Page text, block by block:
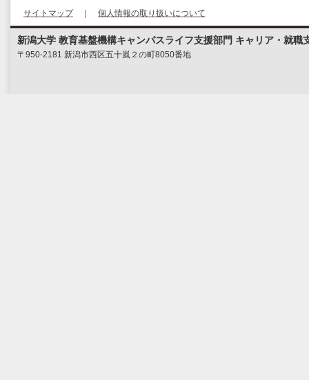
サイトマップ｜ 個人情報の取り扱いについて
新潟大学 教育基盤機構キャンパスライフ支援部門 キャリア・就職
〒950-2181 新潟市西区五十嵐２の町8050番地